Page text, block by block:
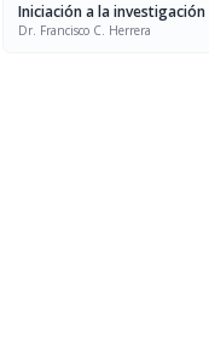
Iniciación a la
Dr. Francisco C. Herrera